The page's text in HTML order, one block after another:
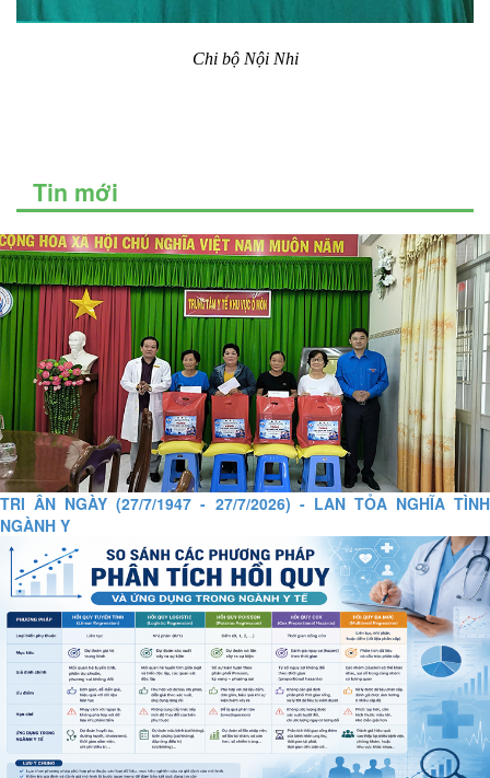
Chi bộ Nội Nhi
Tin mới
TRI ÂN NGÀY (27/7/1947 - 27/7/2026) - LAN TỎA NGHĨA TÌNH
NGÀNH Y